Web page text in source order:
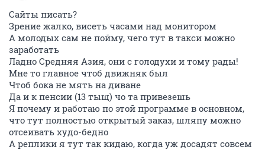
Сайты писать?
Зрение жалко, висеть часами над монитором
А молодых сам не пойму, чего тут в такси можно
заработать
Ладно Средняя Азия, они с голодухи и тому рады!
Мне то главное чтоб движняк был
Чтоб бока не мять на диване
Да и к пенсии (13 тыщ) чо та привезешь
Я почему и работаю по этой программе в основном,
что тут полностью открытый заказ, шляпу можно
отсеивать худо-бедно
А реплики я тут так кидаю, когда уж досадят совсем